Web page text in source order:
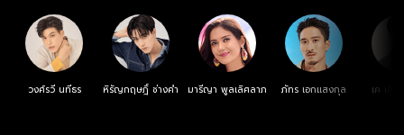
วงศ์รวี นทีธร หิรัญกฤษฎิ์ ช่างคำ มารีญา พูลเลิศลาภ ภัทร เอกแสงกุล เค เลิ